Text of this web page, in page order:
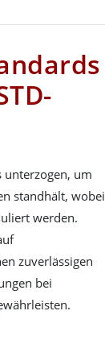
unterzogen, um
standhält, wobei
werden.
zuverlässigen
bei